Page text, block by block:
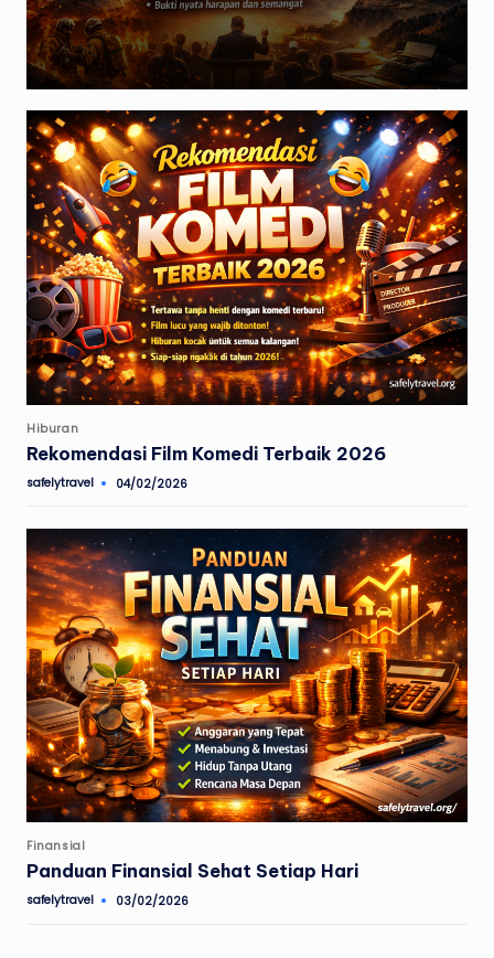
Posted
in
Hiburan
Rekomendasi Film Komedi Terbaik 2026
Posted
safelytravel 04/02/2026
Posted
in
Finansial
Panduan Finansial Sehat Setiap Hari
Posted
safelytravel 03/02/2026